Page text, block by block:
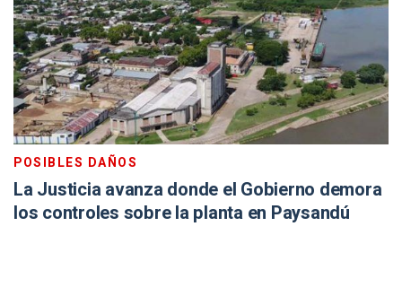
POSIBLES DAÑOS
La Justicia avanza donde el Gobierno demora
los controles sobre la planta en Paysandú